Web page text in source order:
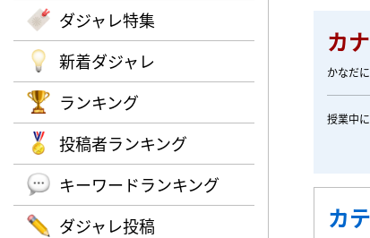
ダジャレ特集
新着ダジャレ
ランキング
投稿者ランキング
キーワードランキング
ダジャレ投稿
カ
かなだ
授業中
カ